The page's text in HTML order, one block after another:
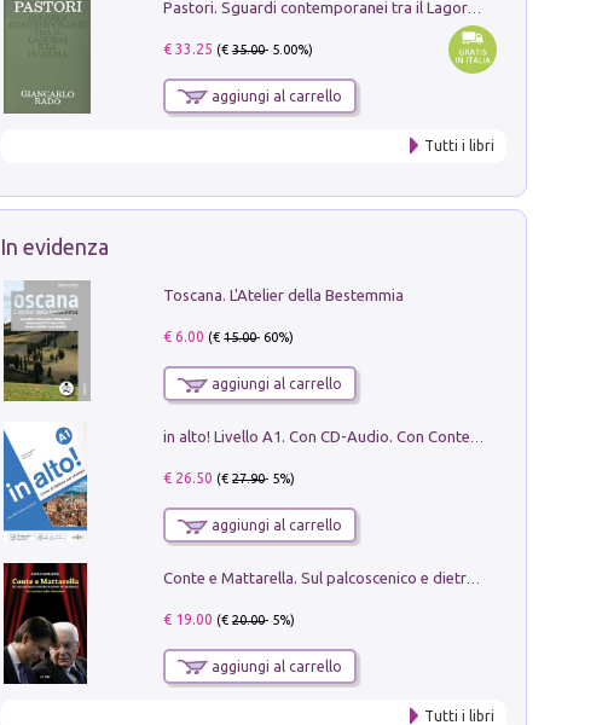
€ 33.25 (€35.00- 5.00%)
aggiungi al carrello
Tutti i libri
In evidenza
Toscana. L'Atelier della Bestemmia
€ 6.00 (€15.00- 60%)
aggiungi al carrello
€ 26.50 (€27.90- 5%)
aggiungi al carrello
€ 19.00 (€20.00- 5%)
aggiungi al carrello
Tutti i libri